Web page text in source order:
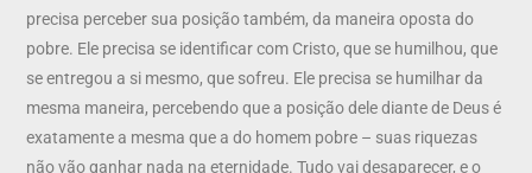
precisa perceber sua posição também, da maneira oposta do
pobre. Ele precisa se identificar com Cristo, que se humilhou, que
se entregou a si mesmo, que sofreu. Ele precisa se humilhar da
mesma maneira, percebendo que a posição dele diante de Deus é
exatamente a mesma que a do homem pobre – suas riquezas
não vão ganhar nada na eternidade. Tudo vai desaparecer, e o